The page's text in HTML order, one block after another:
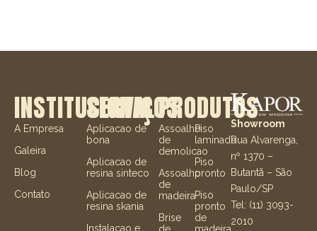
INSTITUCIONAL
A Empresa
Galeira
Blog
Contato
SERVIÇOS
Aplicacao de
bona
Aplicacao de
resina sinteco
Aplicacao de
resina skania
Instalacao e
PRODUTOS
Assoalho
de
demolicao
Assoalho
de
madeira
Brise
Piso
laminado
Piso
pronto
Piso
pronto
de
Showroom
Rua Alvarenga,
nº 1370 –
Butantã – São
Paulo/SP
Tel: (11) 3093-
2010